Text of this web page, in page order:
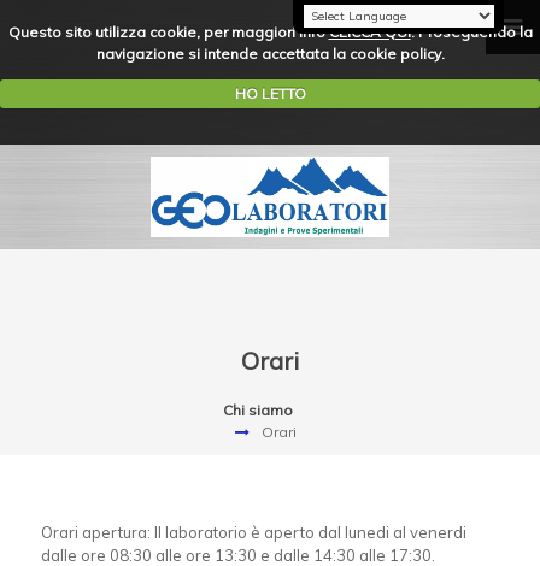
Questo sito utilizza cookie, per maggiori infoCLICCA QUI. Proseguendo la
navigazione si intende accettata la cookie policy.
HO LETTO
Orari
Chi siamo
Orari
Orari apertura: Il laboratorio è aperto dal lunedi al venerdi
dalle ore 08:30 alle ore 13:30 e dalle 14:30 alle 17:30.